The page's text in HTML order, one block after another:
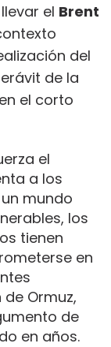
el Brent
del
de la
el corto
el
a los
mundo
los
tienen
en
Ormuz,
de
en años.